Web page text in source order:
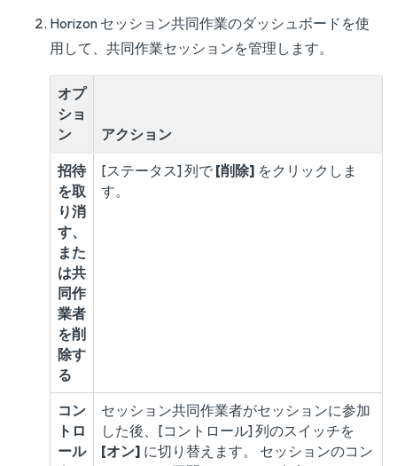
Horizon セッション共同作業のダッシュボードを使
用して、共同作業セッションを管理します。
オプ
ショ
ン
アクション
招待
を取
り消
す、
また
は共
同作
業者
を削
除す
る
[ステータス] 列で [削除] をクリックしま
す。
コン
トロ
ール
セッション共同作業者がセッションに参加
した後、[コントロール] 列のスイッチを
[オン] に切り替えます。 セッションのコン